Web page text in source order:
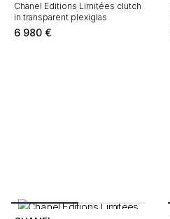
Chanel Editions Limitées clutch
in transparent plexiglas
6 980 €